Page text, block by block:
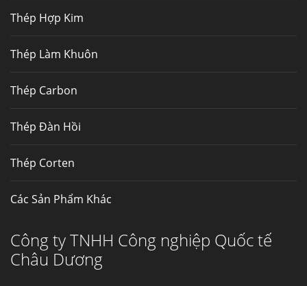
Thép Fengyang
Thép Hợp Kim
Thép Làm Khuôn
Thép Carbon
Thép Đàn Hồi
Thép Corten
Các Sản Phẩm Khác
Công ty TNHH Công nghiệp Quốc tế
Châu Dương